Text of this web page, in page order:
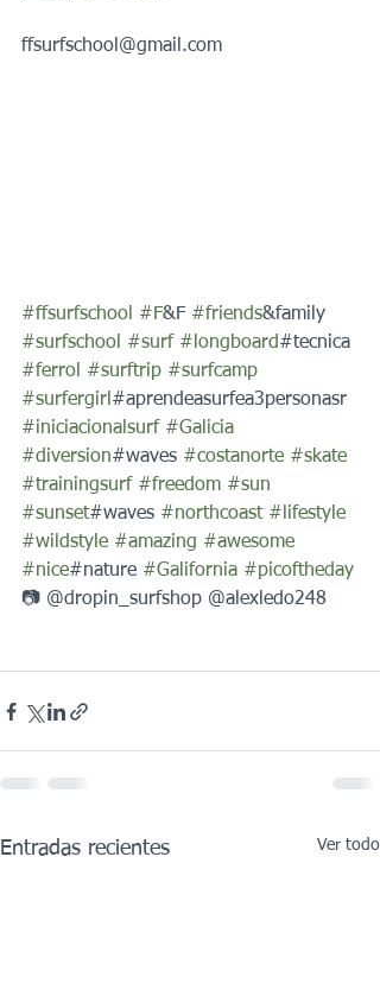
ffsurfschool@gmail.com
#ffsurfschool #F&F #friends&family
#surfschool #surf #longboard#tecnica
#ferrol #surftrip #surfcamp
#surfergirl#aprendeasurfea3personasr
#iniciacionalsurf #Galicia
#diversion#waves #costanorte #skate
#trainingsurf #freedom #sun
#sunset#waves #northcoast #lifestyle
#wildstyle #amazing #awesome
#nice#nature #Galifornia #picoftheday
📷 @dropin_surfshop @alexledo248
Entradas recientes Ver todo